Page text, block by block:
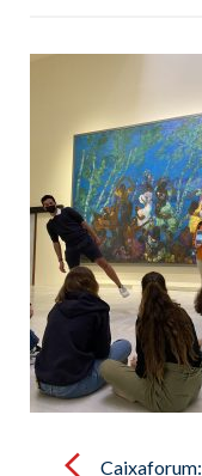
navigationCaixaforum: